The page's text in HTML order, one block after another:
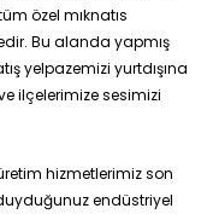
özel mıknatıs
Bu alanda yapmış
yelpazemizi yurtdışına
ilçelerimize sesimizi
hizmetlerimiz son
endüstriyel